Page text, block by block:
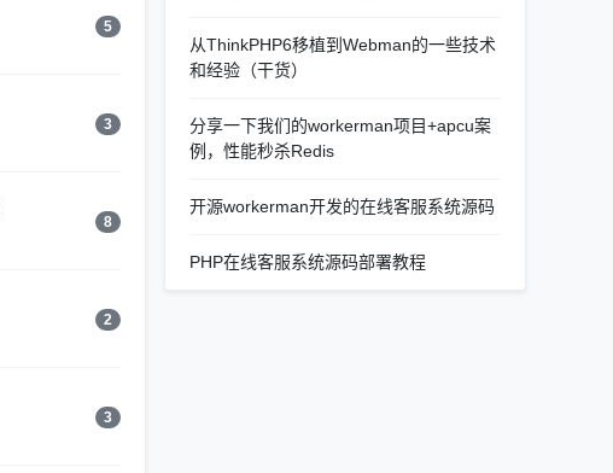
5
3
8
2
3
从ThinkPHP6移植到Webman的一些技术
和经验（干货）
分享一下我们的workerman项目+apcu案
例，性能秒杀Redis
开源workerman开发的在线客服系统源码
PHP在线客服系统源码部署教程